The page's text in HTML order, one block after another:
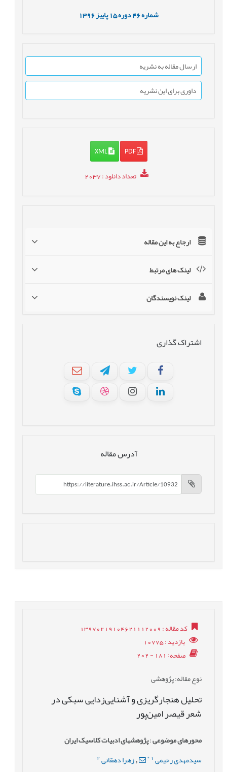
شماره46 دوره15 پاییز1396
ارسال مقاله به نشریه
داوری برای این نشریه
PDF
XML
تعداد دانلود: 2037
ارجاع به این مقاله
لینک های مرتبط
لینک نویسندگان
اشتراک گذاری
آدرس مقاله
کد مقاله: 13970219104621112009
بازدید: 10775
صفحه: 181 - 202
نوع مقاله: پژوهشی
تحلیل هنجار‌گریزی و آشنایی‌زدایی سبکی در
شعر قیصر امین‌پور
محورهای موضوعی:پژوهش‎های ادبیات کلاسیک ایران
سیدمهدی رحیمی *
,زهرا دهقانی 2